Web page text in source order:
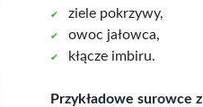
ziele pokrzywy,
owoc jałowca,
kłącze imbiru.
Przykładowe surowce